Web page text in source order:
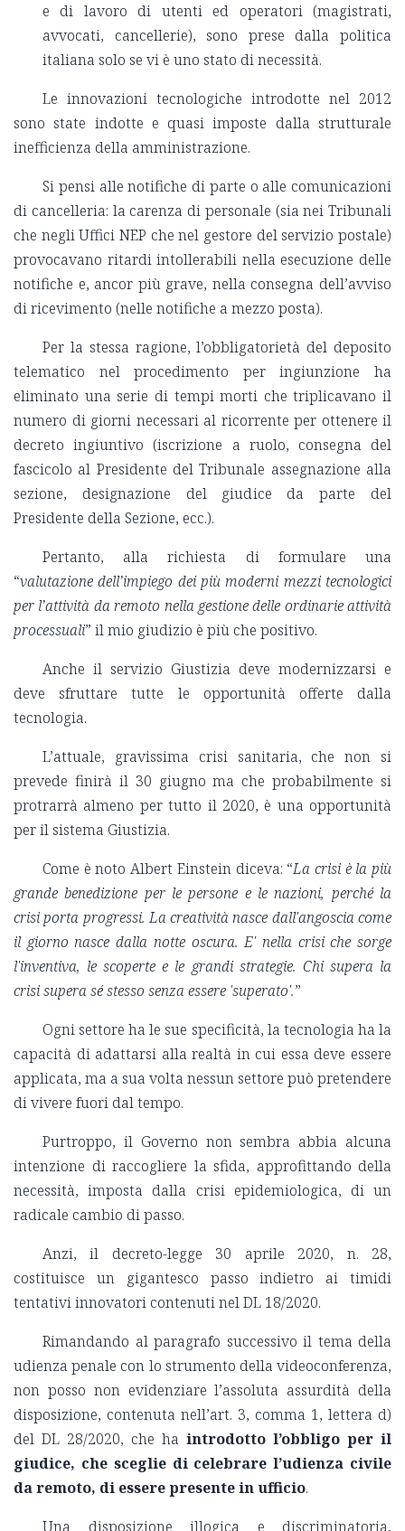
e di lavoro di utenti ed operatori (magistrati,
avvocati, cancellerie), sono prese dalla politica
italiana solo se vi è uno stato di necessità.
Le innovazioni tecnologiche introdotte nel 2012
sono state indotte e quasi imposte dalla strutturale
inefficienza della amministrazione.
Si pensi alle notifiche di parte o alle comunicazioni
di cancelleria: la carenza di personale (sia nei Tribunali
che negli Uffici NEP che nel gestore del servizio postale)
provocavano ritardi intollerabili nella esecuzione delle
notifiche e, ancor più grave, nella consegna dell’avviso
di ricevimento (nelle notifiche a mezzo posta).
Per la stessa ragione, l’obbligatorietà del deposito
telematico nel procedimento per ingiunzione ha
eliminato una serie di tempi morti che triplicavano il
numero di giorni necessari al ricorrente per ottenere il
decreto ingiuntivo (iscrizione a ruolo, consegna del
fascicolo al Presidente del Tribunale assegnazione alla
sezione, designazione del giudice da parte del
Presidente della Sezione, ecc.).
Pertanto, alla richiesta di formulare una
“valutazione dell’impiego dei più moderni mezzi tecnologici
per l’attività da remoto nella gestione delle ordinarie attività
processuali” il mio giudizio è più che positivo.
Anche il servizio Giustizia deve modernizzarsi e
deve sfruttare tutte le opportunità offerte dalla
tecnologia.
L’attuale, gravissima crisi sanitaria, che non si
prevede finirà il 30 giugno ma che probabilmente si
protrarrà almeno per tutto il 2020, è una opportunità
per il sistema Giustizia.
Come è noto Albert Einstein diceva: “La crisi è la più
grande benedizione per le persone e le nazioni, perché la
crisi porta progressi. La creatività nasce dall'angoscia come
il giorno nasce dalla notte oscura. E' nella crisi che sorge
l'inventiva, le scoperte e le grandi strategie. Chi supera la
crisi supera sé stesso senza essere 'superato'.”
Ogni settore ha le sue specificità, la tecnologia ha la
capacità di adattarsi alla realtà in cui essa deve essere
applicata, ma a sua volta nessun settore può pretendere
di vivere fuori dal tempo.
Purtroppo, il Governo non sembra abbia alcuna
intenzione di raccogliere la sfida, approfittando della
necessità, imposta dalla crisi epidemiologica, di un
radicale cambio di passo.
Anzi, il decreto-legge 30 aprile 2020, n. 28,
costituisce un gigantesco passo indietro ai timidi
tentativi innovatori contenuti nel DL 18/2020.
Rimandando al paragrafo successivo il tema della
udienza penale con lo strumento della videoconferenza,
non posso non evidenziare l’assoluta assurdità della
disposizione, contenuta nell’art. 3, comma 1, lettera d)
del DL 28/2020, che ha introdotto l’obbligo per il
giudice, che sceglie di celebrare l’udienza civile
da remoto, di essere presente in ufficio.
Una disposizione illogica e discriminatoria,